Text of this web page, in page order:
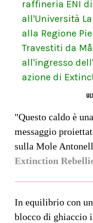
raffineria ENI
all'Università
alla Regione
Travestiti da
all'ingresso
azione di
"Questo caldo è
messaggio
sulla Mole
Extinction
In equilibrio con
blocco di ghiaccio